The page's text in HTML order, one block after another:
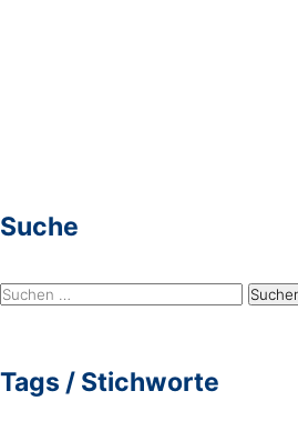
Suche
Suchen
Tags / Stichworte